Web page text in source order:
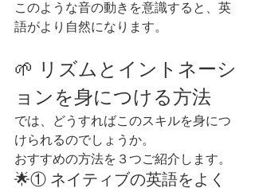
このような音の動きを意識すると、英
語がより自然になります。
🌱 リズムとイントネーシ
ョンを身につける方法
では、どうすればこのスキルを身につ
けられるのでしょうか。
おすすめの方法を３つご紹介します。
🌟① ネイティブの英語をよく